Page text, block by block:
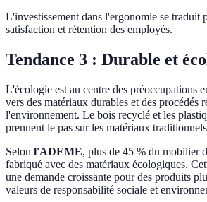
L'investissement dans l'ergonomie se traduit
satisfaction et rétention des employés.
Tendance 3 : Durable et
L'écologie est au centre des préoccupations
vers des matériaux durables et des procédés
l'environnement. Le bois recyclé et les
prennent le pas sur les matériaux
Selon l'ADEME, plus de 45 % du mobilier
fabriqué avec des matériaux écologiques.
une demande croissante pour des produits
valeurs de responsabilité sociale et